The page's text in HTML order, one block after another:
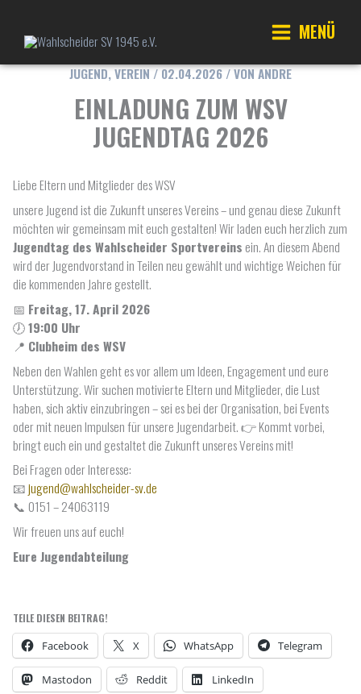
springen
Main
Menu
MENÜ
JUGEND,VEREIN/02.04.2026/ VONANDRE
EINLADUNG ZUM WSV
JUGENDTAG 2026
Liebe Eltern und Mitglieder des WSV
unsere Jugend ist die Zukunft unseres Vereins – und genau diese Zukunft
möchten wir gemeinsam mit euch gestalten! Wir laden euch herzlich zum
Jugendtag des Wahlscheider Sportvereins ein. An diesem Abend
wird der Jugendvorstand in Teilen neu gewählt und wichtige Weichen für
die kommenden Jahre gestellt.
📅 Freitag, 17. April 2026
🕖19:00 Uhr
📍 Clubheim des WSV
Neben den Wahlen geht es vor allem um Ideen, Engagement und eure
Unterstützung. Wir suchen motivierte Eltern und Mitglieder, die Lust
haben, sich aktiv einzubringen – sei es bei der Organisation, bei Events
oder mit neuen Impulsen für unsere Jugendarbeit. 👉 Kommt vorbei,
bringt euch ein und gestaltet die Zukunft unseres Vereins mit!
Bei Fragen oder Interesse:
📧jugend@wahlscheider-sv.de
📞 0151 – 24063119
Wir freuen uns auf euch!
Eure Jugendabteilung
TEILE DIESEN BEITRAG!
Facebook X WhatsApp Telegram
Mastodon Reddit LinkedIn